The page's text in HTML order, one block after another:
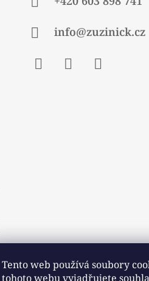
Tento web používá soubory
tohoto webu vyjadřujete
info@zuzinick.cz